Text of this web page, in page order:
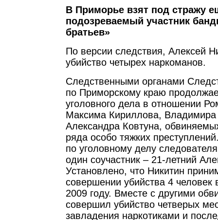
В Приморье взят под стражу
подозреваемый участник
братьев»
По версии следствия, Алексей
убийство четырех наркоманов.
Следственными органами
по Приморскому краю
уголовного дела в отношении
Максима Кириллова,
Александра Ковтуна,
ряда особо тяжких
по уголовному делу
один соучастник – 21-летний
Установлено, что Никитин
совершении убийства 4 человек
2009 году. Вместе с другими
совершил убийство четверых
завладения наркотиками и